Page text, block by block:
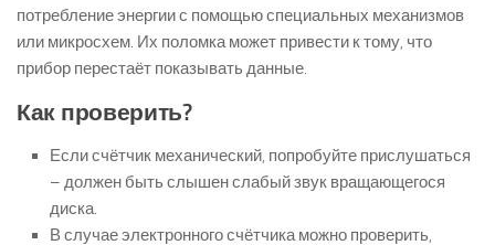
потребление энергии с помощью специальных механизмов
или микросхем. Их поломка может привести к тому, что
прибор перестаёт показывать данные.
Как проверить?
Если счётчик механический, попробуйте прислушаться
– должен быть слышен слабый звук вращающегося
диска.
В случае электронного счётчика можно проверить,